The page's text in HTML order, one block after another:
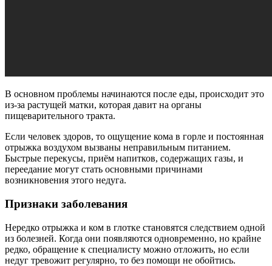
В основном проблемы начинаются после еды, происходит это
из-за растущей матки, которая давит на органы
пищеварительного тракта.
Если человек здоров, то ощущение кома в горле и постоянная
отрыжка воздухом вызваны неправильным питанием.
Быстрые перекусы, приём напитков, содержащих газы, и
переедание могут стать основными причинами
возникновения этого недуга.
Признаки заболевания
Нередко отрыжка и ком в глотке становятся следствием одной
из болезней. Когда они появляются одновременно, но крайне
редко, обращение к специалисту можно отложить, но если
недуг тревожит регулярно, то без помощи не обойтись.